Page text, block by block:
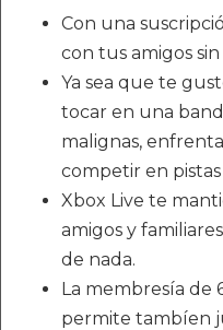
Con una
con tus amigos
Ya sea que te
tocar en una
malignas,
competir en
Xbox Live te
amigos y
de nada.
La membresía de
permite tambíen